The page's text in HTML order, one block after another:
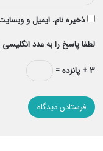
ذخیره نام، ایمیل و
لطفا پاسخ را به عدد انگلیسی
۳ + پانزده =